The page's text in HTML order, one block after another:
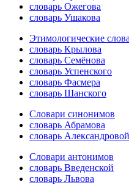
словарь Ожегова
словарь Ушакова
Этимологические
словарь Крылова
словарь Семёнова
словарь Успенского
словарь Фасмера
словарь Шанского
Словари синонимов
словарь Абрамова
словарь Александровой
Словари антонимов
словарь Введенской
словарь Львова